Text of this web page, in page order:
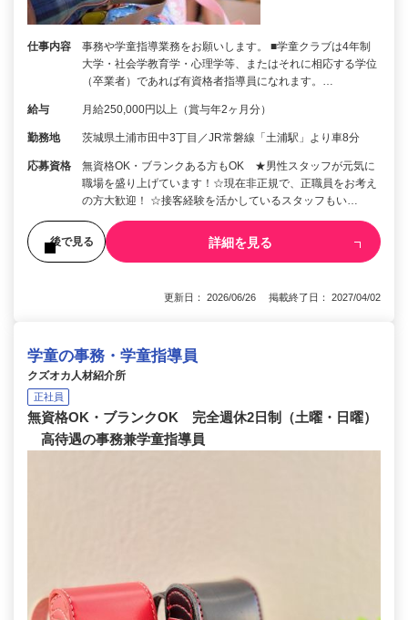
仕事内容
事務や学童指導業務をお願いします。 ■学童クラブは4年制
大学・社会学教育学・心理学等、またはそれに相応する学位
（卒業者）であれば有資格者指導員になれます。…
給与 月給250,000円以上（賞与年2ヶ月分）
勤務地 茨城県土浦市田中3丁目／JR常磐線「土浦駅」より車8分
応募資格
無資格OK・ブランクある方もOK ★男性スタッフが元気に
職場を盛り上げています！☆現在非正規で、正職員をお考え
の方大歓迎！ ☆接客経験を活かしているスタッフもい…
後で見る 詳細を見る
更新日： 2026/06/26 掲載終了日： 2027/04/02
学童の事務・学童指導員
クズオカ人材紹介所
正社員
無資格OK・ブランクOK 完全週休2日制（土曜・日曜）
高待遇の事務兼学童指導員